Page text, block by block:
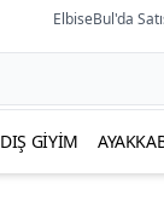
ElbiseBul'da
DIŞ GIYIM